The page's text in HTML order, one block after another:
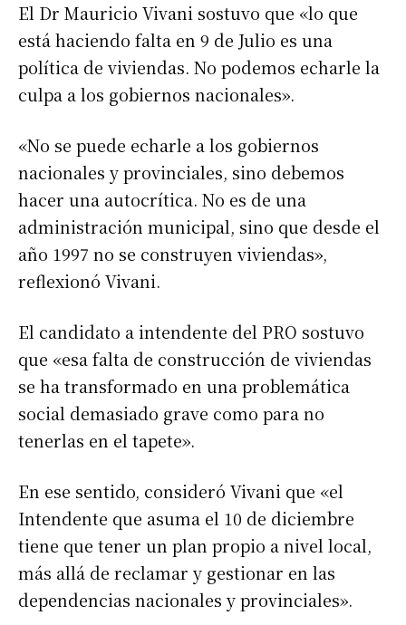
El Dr Mauricio Vivani sostuvo que «lo que
está haciendo falta en 9 de Julio es una
política de viviendas. No podemos echarle la
culpa a los gobiernos nacionales».
«No se puede echarle a los gobiernos
nacionales y provinciales, sino debemos
hacer una autocrítica. No es de una
administración municipal, sino que desde el
año 1997 no se construyen viviendas»,
reflexionó Vivani.
El candidato a intendente del PRO sostuvo
que «esa falta de construcción de viviendas
se ha transformado en una problemática
social demasiado grave como para no
tenerlas en el tapete».
En ese sentido, consideró Vivani que «el
Intendente que asuma el 10 de diciembre
tiene que tener un plan propio a nivel local,
más allá de reclamar y gestionar en las
dependencias nacionales y provinciales».